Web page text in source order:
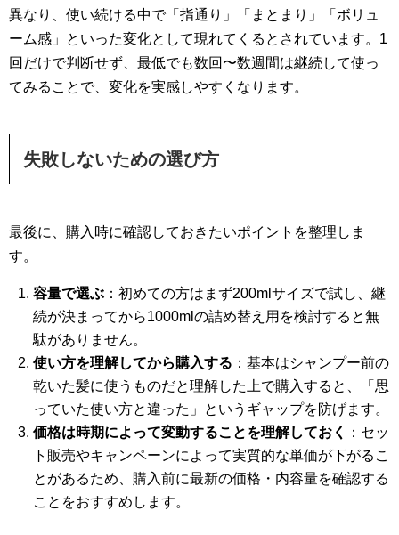
異なり、使い続ける中で「指通り」「まとまり」「ボリュ
ーム感」といった変化として現れてくるとされています。1
回だけで判断せず、最低でも数回〜数週間は継続して使っ
てみることで、変化を実感しやすくなります。
失敗しないための選び方
最後に、購入時に確認しておきたいポイントを整理しま
す。
容量で選ぶ ：初めての方はまず200mlサイズで試し、継
続が決まってから1000mlの詰め替え用を検討すると無
駄がありません。
使い方を理解してから購入する ：基本はシャンプー前の
乾いた髪に使うものだと理解した上で購入すると、「思
っていた使い方と違った」というギャップを防げます。
価格は時期によって変動することを理解しておく
：セッ
ト販売やキャンペーンによって実質的な単価が下がるこ
とがあるため、購入前に最新の価格・内容量を確認する
ことをおすすめします。